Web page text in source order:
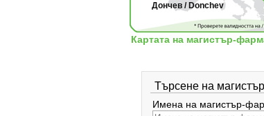
Дончев / Donchev
Картата на магистър-
Търсене на
Имена на магистър-